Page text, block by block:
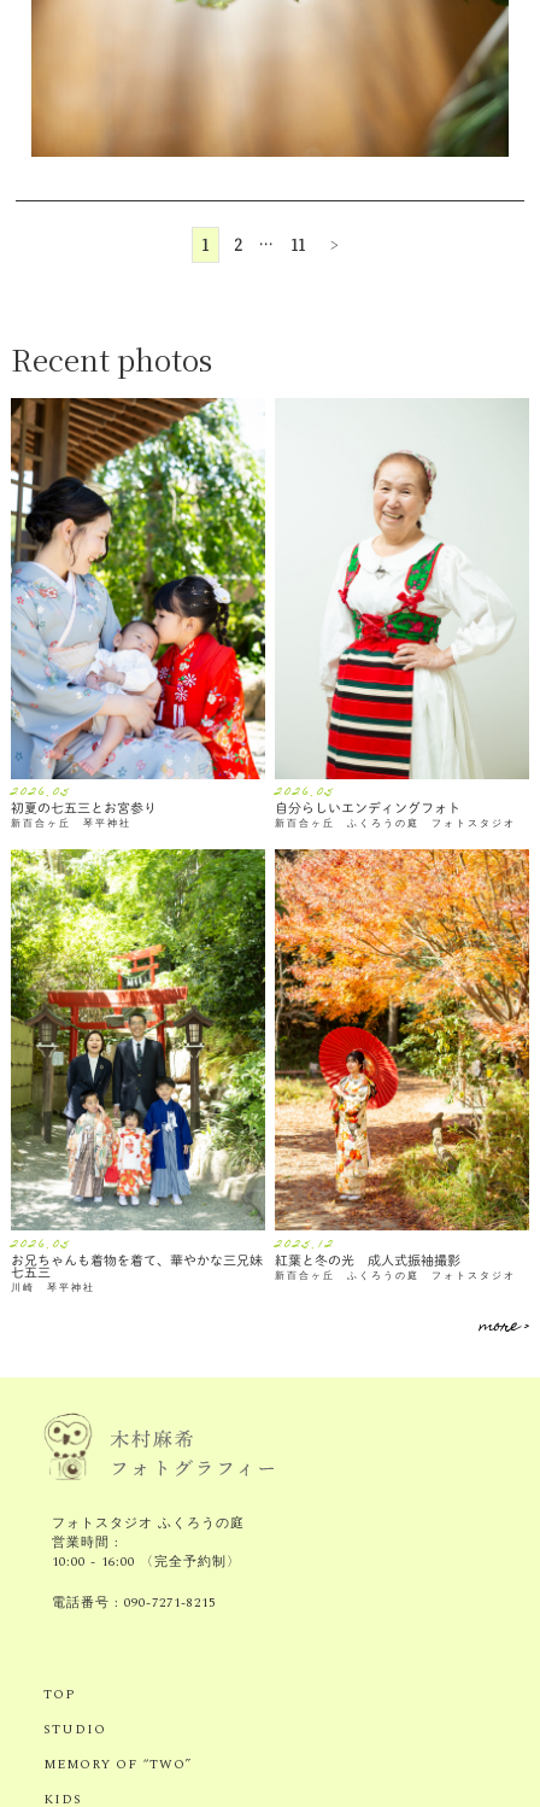
1 2 … 11 >
Recent photos
2026.05
初夏の七五三とお宮参り
新百合ヶ丘 琴平神社
2026.05
自分らしいエンディングフォト
新百合ヶ丘 ふくろうの庭 フォトスタジオ
2026.05
お兄ちゃんも着物を着て、華やかな三兄妹
七五三
川崎 琴平神社
2025.12
紅葉と冬の光 成人式振袖撮影
新百合ヶ丘 ふくろうの庭 フォトスタジオ
more >
フォトスタジオ ふくろうの庭
営業時間 :
10:00 - 16:00 〈完全予約制〉
電話番号 :090-7271-8215
TOP
STUDIO
MEMORY OF “TWO”
KIDS